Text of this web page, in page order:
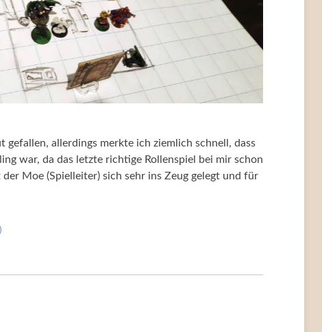
gefallen, allerdings merkte ich ziemlich schnell, dass
war, da das letzte richtige Rollenspiel bei mir schon
Moe (Spielleiter) sich sehr ins Zeug gelegt und für